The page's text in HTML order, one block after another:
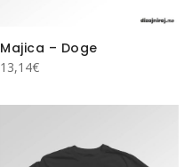
Majica – Doge
13,14€